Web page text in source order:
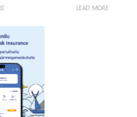
าร
ะ
หม่
ได้
เวชศาสตร์การ
LEAD MORE